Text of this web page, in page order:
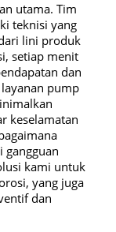
utama. Tim
teknisi yang
lini produk
setiap menit
dan
pump
keselamatan
gangguan
kami untuk
yang juga
dan